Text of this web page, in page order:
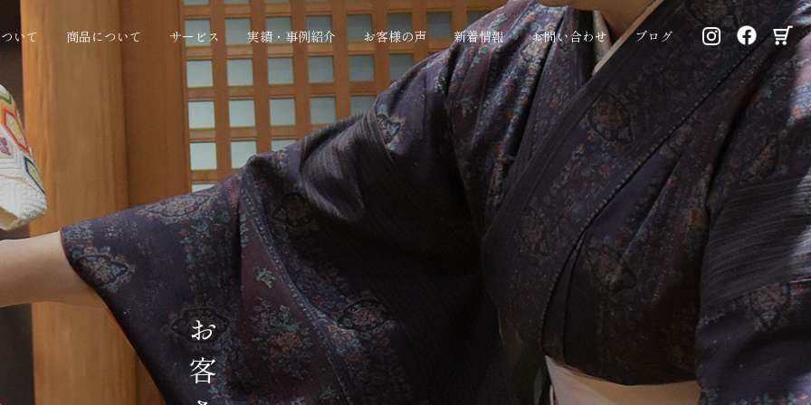
いて 商品について サービス 実績・事例紹介 お客様の声 新着情報 お問い合わせ ブログ